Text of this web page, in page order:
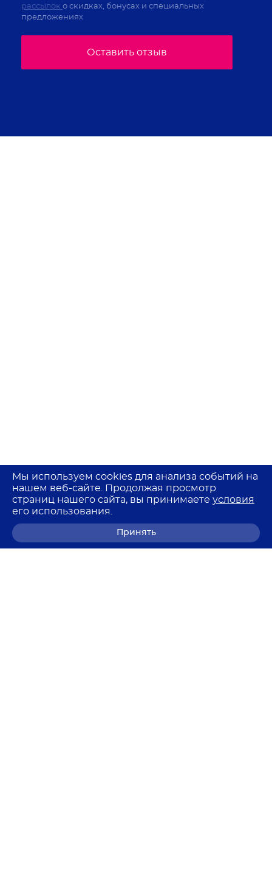
рассылок о скидках, бонусах и специальных
предложениях
Оставить отзыв
Мы используем cookies для анализа событий на
нашем веб-сайте. Продолжая просмотр
страниц нашего сайта, вы принимаете условия
его использования.
Принять